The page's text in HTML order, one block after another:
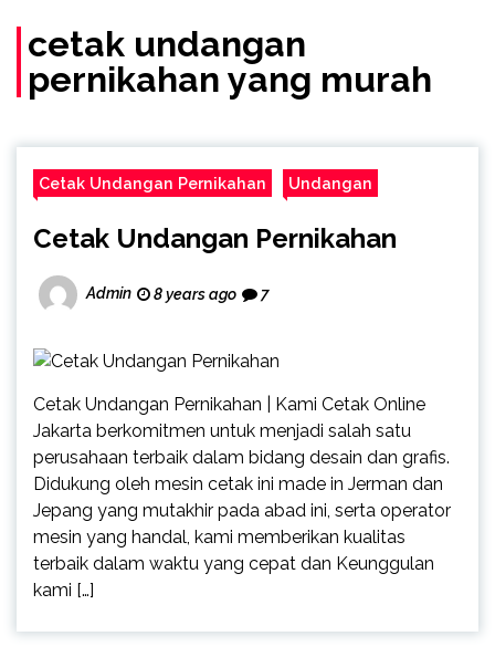
cetak undangan
pernikahan yang murah
Cetak Undangan Pernikahan Undangan
Cetak Undangan Pernikahan
Admin 8 years ago 7
Cetak Undangan Pernikahan | Kami Cetak Online
Jakarta berkomitmen untuk menjadi salah satu
perusahaan terbaik dalam bidang desain dan grafis.
Didukung oleh mesin cetak ini made in Jerman dan
Jepang yang mutakhir pada abad ini, serta operator
mesin yang handal, kami memberikan kualitas
terbaik dalam waktu yang cepat dan Keunggulan
kami […]